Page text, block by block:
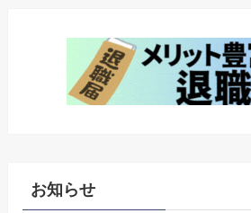
お知らせ